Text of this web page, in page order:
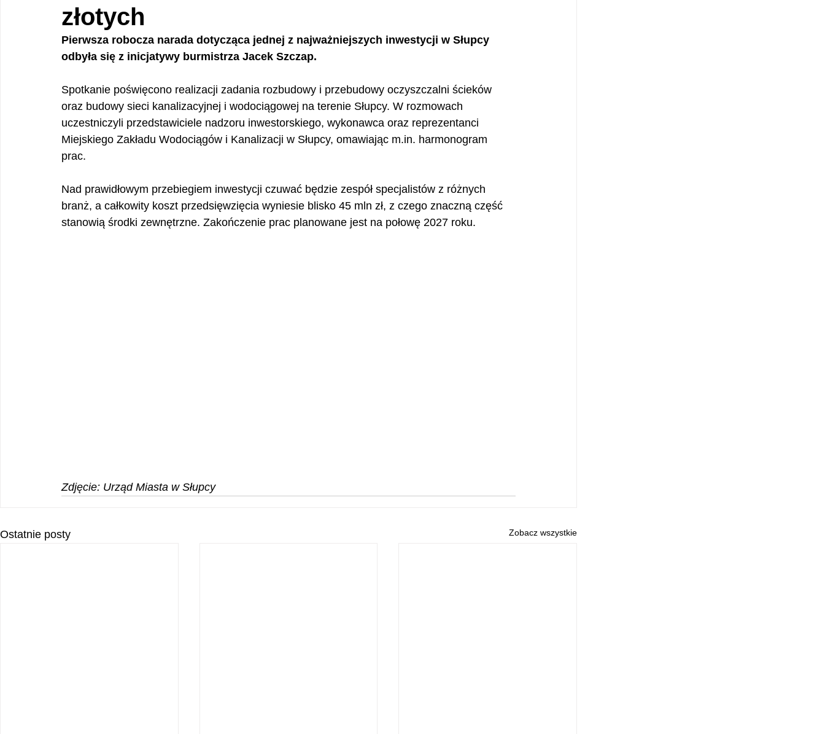
złotych
Pierwsza robocza narada dotycząca jednej z najważniejszych inwestycji w Słupcy
odbyła się z inicjatywy burmistrza Jacek Szczap.
Spotkanie poświęcono realizacji zadania rozbudowy i przebudowy oczyszczalni ścieków
oraz budowy sieci kanalizacyjnej i wodociągowej na terenie Słupcy. W rozmowach
uczestniczyli przedstawiciele nadzoru inwestorskiego, wykonawca oraz reprezentanci
Miejskiego Zakładu Wodociągów i Kanalizacji w Słupcy, omawiając m.in. harmonogram
prac.
Nad prawidłowym przebiegiem inwestycji czuwać będzie zespół specjalistów z różnych
branż, a całkowity koszt przedsięwzięcia wyniesie blisko 45 mln zł, z czego znaczną część
stanowią środki zewnętrzne. Zakończenie prac planowane jest na połowę 2027 roku.
Zdjęcie: Urząd Miasta w Słupcy
Ostatnie posty Zobacz wszystkie